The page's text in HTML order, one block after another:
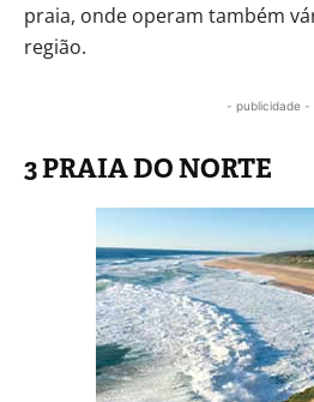
praia, onde operam também
região.
- publicidade -
3 PRAIA DO NORTE